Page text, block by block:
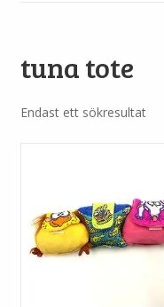
tuna tote
Endast ett sökresultat